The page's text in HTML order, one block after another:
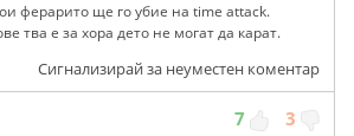
ферарито ще го убие на time attack.
тва е за хора дето не могат да карат.
Сигнализирай за неуместен коментар
7 3